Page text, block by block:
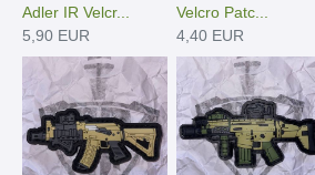
Adler IR Velcr...
5,90 EUR
Velcro Patc...
4,40 EUR